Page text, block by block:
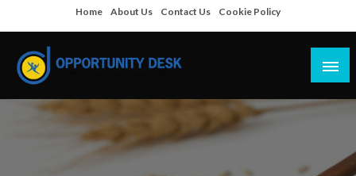
to
content
Home About Us Contact Us Cookie Policy
Opportunity Desk
Empowering Your Path to Opportunities